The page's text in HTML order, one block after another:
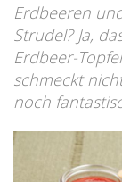
Erdbeeren
Strudel? Ja,
Erdbeer-
schmeckt
noch